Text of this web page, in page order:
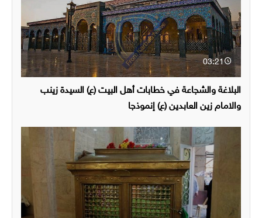
03:21
البلاغة والشجاعة في خطابات أهل البيت (ع) السيدة زينب
والامام زين العابدين (ع) إنموذجا